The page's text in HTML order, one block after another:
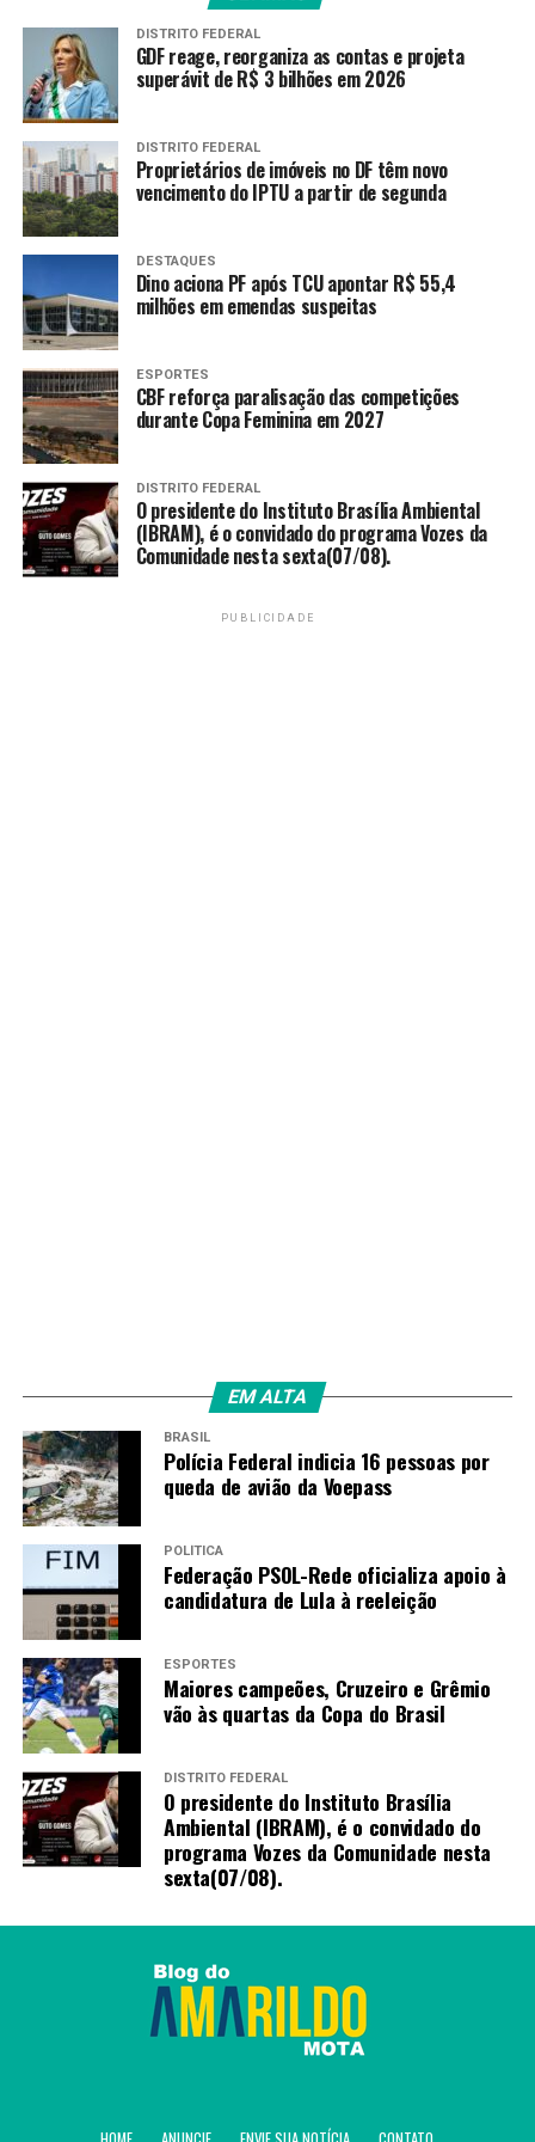
Título da Libertadores
O Corinthians conquistou o título da edição 2025 da
Copa Libertadores de futebol feminino após derrotar o
Deportivo Cali (Colômbia) pelo placar de 5 a 3 nas
penalidades máximas (após empate de 0 a 0 no tempo
regulamentar), no estádio Florencio Sola, em Banfield
(Argentina).
Desta formas as Brabas do Timão chegaram à sexta
conquista na história da competição (2017, 2019, 2021,
2023, 2024 e 2025), sendo que três vieram de forma
consecutiva (feito nunca antes alcançado por uma
equipe brasileira, masculina ou feminina, na história do
torneio).
Fonte:Agência Brasil
TAGS
PRÓXIMO
DISTRITO FEDERAL
GDF reage, reorganiza as contas e projeta
superávit de R$ 3 bilhões em 2026
DISTRITO FEDERAL
Proprietários de imóveis no DF têm novo
vencimento do IPTU a partir de segunda
DESTAQUES
Dino aciona PF após TCU apontar R$ 55,4
milhões em emendas suspeitas
ESPORTES
CBF reforça paralisação das competições
durante Copa Feminina em 2027
DISTRITO FEDERAL
O presidente do Instituto Brasília Ambiental
(IBRAM), é o convidado do programa Vozes da
Comunidade nesta sexta(07/08).
PUBLICIDADE
EM ALTA
BRASIL
Polícia Federal indicia 16 pessoas por
queda de avião da Voepass
POLÍTICA
Federação PSOL-Rede oficializa apoio à
candidatura de Lula à reeleição
ESPORTES
Maiores campeões, Cruzeiro e Grêmio
vão às quartas da Copa do Brasil
DISTRITO FEDERAL
O presidente do Instituto Brasília
Ambiental (IBRAM), é o convidado do
programa Vozes da Comunidade nesta
sexta(07/08).